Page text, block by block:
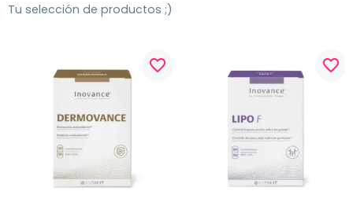
Tu selección de productos ;)
favorite_border favorite_border